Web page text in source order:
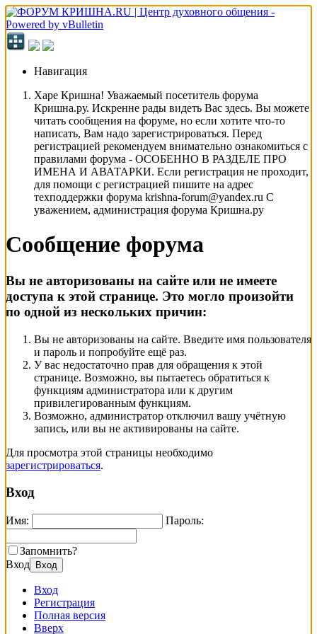
Навигация
Харе Кришна! Уважаемый посетитель форума
Кришна.ру. Искренне рады видеть Вас здесь. Вы можете
читать сообщения на форуме, но если хотите что-то
написать, Вам надо зарегистрироваться. Перед
регистрацией рекомендуем внимательно ознакомиться с
правилами форума - ОСОБЕННО В РАЗДЕЛЕ ПРО
ИМЕНА И АВАТАРКИ. Если регистрация не проходит,
для помощи с регистрацией пишите на адрес
техподдержки форума krishna-forum@yandex.ru С
уважением, администрация форума Кришна.ру
Сообщение форума
Вы не авторизованы на сайте или не имеете
доступа к этой странице. Это могло произойти
по одной из нескольких причин:
Вы не авторизованы на сайте. Введите имя пользователя
и пароль и попробуйте ещё раз.
У вас недостаточно прав для обращения к этой
странице. Возможно, вы пытаетесь обратиться к
функциям администратора или к другим
привилегированным функциям.
Возможно, администратор отключил вашу учётную
запись, или вы не активированы на сайте.
Для просмотра этой страницы необходимо
зарегистрироваться.
Вход
Имя: Пароль:
Запомнить?
Вход
Вход
Вход
Регистрация
Полная версия
Вверх